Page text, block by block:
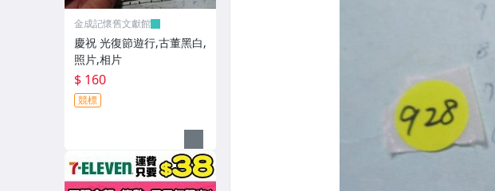
金成記懷舊文獻館
慶祝 光復節遊行,古董黑白,
照片,相片
$ 160
競標